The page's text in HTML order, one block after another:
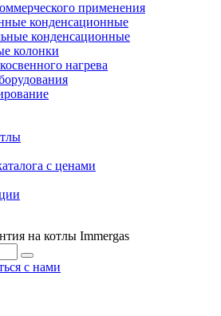
применения
конденсационные
конденсационные
колонки
нагрева
с ценами
на котлы Immergas
с нами